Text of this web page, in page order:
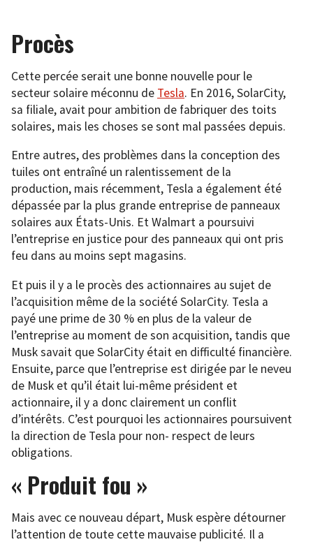
Procès
Cette percée serait une bonne nouvelle pour le
secteur solaire méconnu de Tesla. En 2016, SolarCity,
sa filiale, avait pour ambition de fabriquer des toits
solaires, mais les choses se sont mal passées depuis.
Entre autres, des problèmes dans la conception des
tuiles ont entraîné un ralentissement de la
production, mais récemment, Tesla a également été
dépassée par la plus grande entreprise de panneaux
solaires aux États-Unis. Et Walmart a poursuivi
l’entreprise en justice pour des panneaux qui ont pris
feu dans au moins sept magasins.
Et puis il y a le procès des actionnaires au sujet de
l’acquisition même de la société SolarCity. Tesla a
payé une prime de 30 % en plus de la valeur de
l’entreprise au moment de son acquisition, tandis que
Musk savait que SolarCity était en difficulté financière.
Ensuite, parce que l’entreprise est dirigée par le neveu
de Musk et qu’il était lui-même président et
actionnaire, il y a donc clairement un conflit
d’intérêts. C’est pourquoi les actionnaires poursuivent
la direction de Tesla pour non- respect de leurs
obligations.
« Produit fou »
Mais avec ce nouveau départ, Musk espère détourner
l’attention de toute cette mauvaise publicité. Il a